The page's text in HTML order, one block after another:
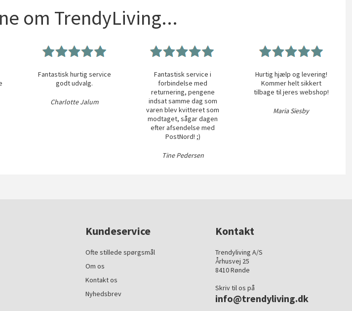
om TrendyLiving...
Fantastisk hurtig service
godt udvalg.
Charlotte Jalum
Fantastisk service i
forbindelse med
returnering, pengene
indsat samme dag som
varen blev kvitteret som
modtaget, sågar dagen
efter afsendelse med
PostNord! ;)
Tine Pedersen
Hurtig hjælp og levering!
Kommer helt sikkert
tilbage til jeres webshop!
Maria Siesby
Kundeservice
Ofte stillede spørgsmål
Om os
Kontakt os
Nyhedsbrev
Kontakt
Trendyliving A/S
Århusvej 25
8410 Rønde
Skriv til os på
info@trendyliving.dk